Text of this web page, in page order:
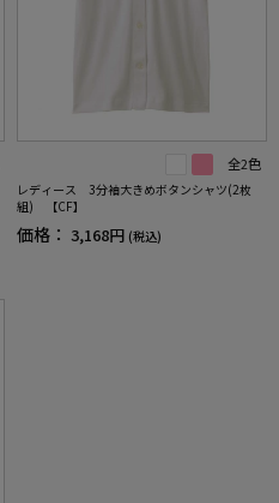
全2色
レディース 3分袖大きめボタンシャツ(2枚
組) 【CF】
価格： 3,168円 (税込)